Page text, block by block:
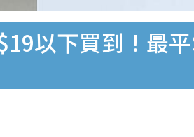
以下買到！最